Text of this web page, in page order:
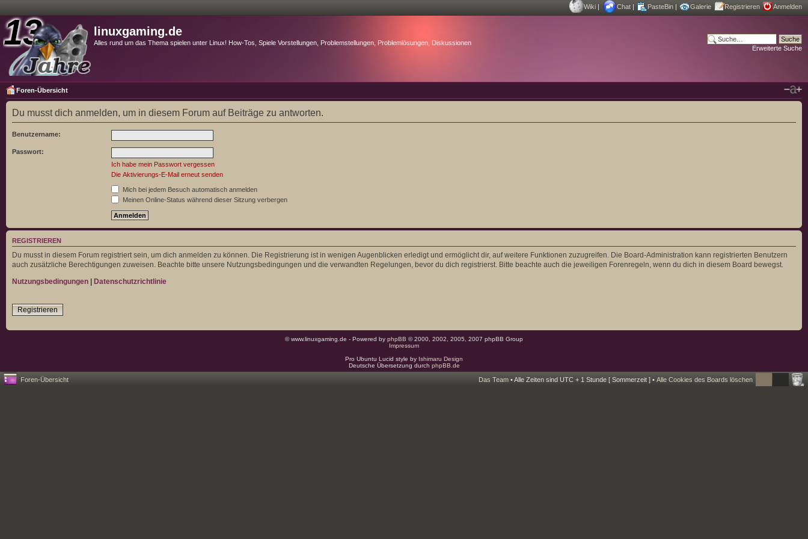
Wiki | Chat | PasteBin | Galerie Registrieren Anmelden
linuxgaming.de
Alles rund um das Thema spielen unter Linux! How-Tos, Spiele Vorstellungen, Problemstellungen, Problemlösungen, Diskussionen
Erweiterte Suche
Foren-Übersicht
Du musst dich anmelden, um in diesem Forum auf Beiträge zu antworten.
Benutzername:
Passwort:
Ich habe mein Passwort vergessen
Die Aktivierungs-E-Mail erneut senden
Mich bei jedem Besuch automatisch anmelden
Meinen Online-Status während dieser Sitzung verbergen
REGISTRIEREN
Du musst in diesem Forum registriert sein, um dich anmelden zu können. Die Registrierung ist in wenigen Augenblicken erledigt und ermöglicht dir, auf weitere Funktionen zuzugreifen. Die Board-Administration kann registrierten Benutzern
auch zusätzliche Berechtigungen zuweisen. Beachte bitte unsere Nutzungsbedingungen und die verwandten Regelungen, bevor du dich registrierst. Bitte beachte auch die jeweiligen Forenregeln, wenn du dich in diesem Board bewegst.
Nutzungsbedingungen | Datenschutzrichtlinie
Registrieren
© www.linuxgaming.de - Powered by phpBB © 2000, 2002, 2005, 2007 phpBB Group
Impressum
Pro Ubuntu Lucid style by Ishimaru Design
Deutsche Übersetzung durch phpBB.de
Foren-Übersicht Das Team • Alle Zeiten sind UTC + 1 Stunde [ Sommerzeit ] • Alle Cookies des Boards löschen